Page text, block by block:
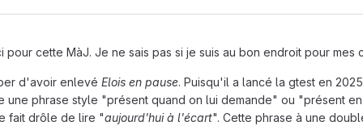
pour cette MàJ. Je ne sais pas si je suis au bon endroit pour mes
d'avoir enlevé Elois en pause. Puisqu'il a lancé la gtest en
une phrase style "présent quand on lui demande" ou "présent
fait drôle de lire "aujourd'hui à l'écart". Cette phrase à une